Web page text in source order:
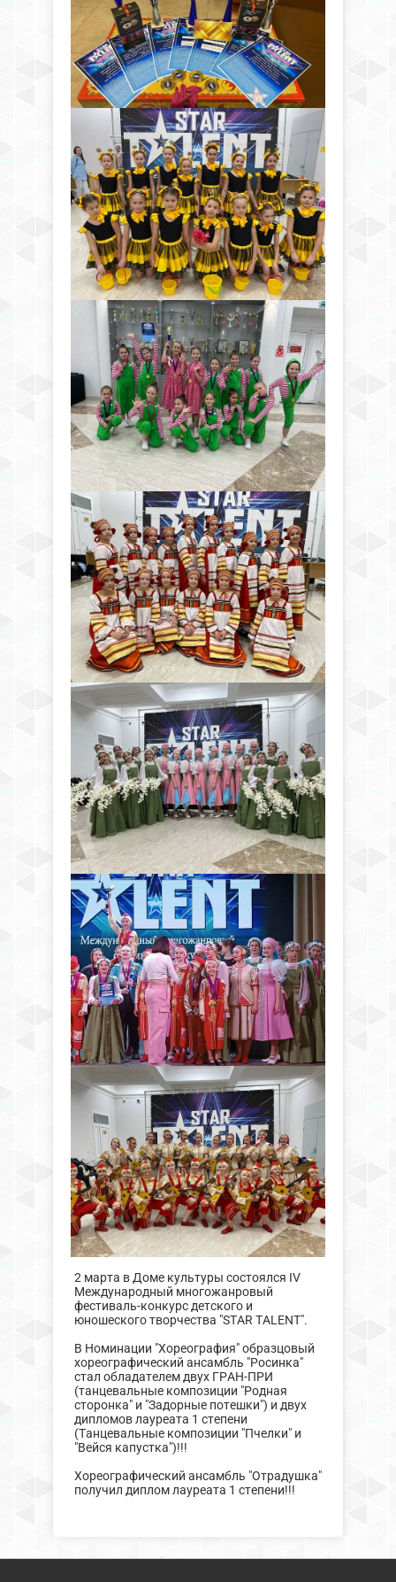
2 марта в Доме культуры состоялся IV
Международный многожанровый
фестиваль-конкурс детского и
юношеского творчества "STAR TALENT".
В Номинации "Хореография" образцовый
хореографический ансамбль "Росинка"
стал обладателем двух ГРАН-ПРИ
(танцевальные композиции "Родная
сторонка" и "Задорные потешки") и двух
дипломов лауреата 1 степени
(Танцевальные композиции "Пчелки" и
"Вейся капустка")!!!
Хореографический ансамбль "Отрадушка"
получил диплом лауреата 1 степени!!!